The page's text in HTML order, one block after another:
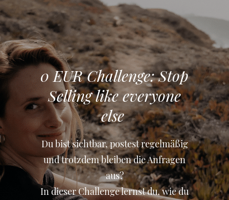
0 EUR Challenge: Stop
Selling like everyone
else
Du bist sichtbar, postest regelmäßig
und trotzdem bleiben die Anfragen
aus?
In dieser Challenge lernst du, wie du